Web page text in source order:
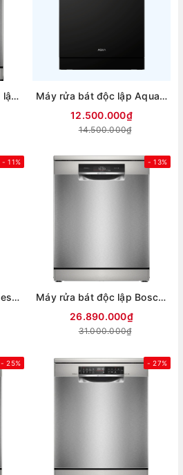
Máy rửa bát Bosch độc lập SMS8TCI04E
Máy rửa bát độc lập Aqua ADWA15-686BK2VN
12.500.000₫
14.500.000₫
- 11%
Máy rửa bát Bosch Series 8 SMI8ZDS81T (Mẫu mới)
- 13%
Máy rửa bát độc lập Bosch seri 8 SMS8ZDI86M
26.890.000₫
31.000.000₫
- 25% - 27%